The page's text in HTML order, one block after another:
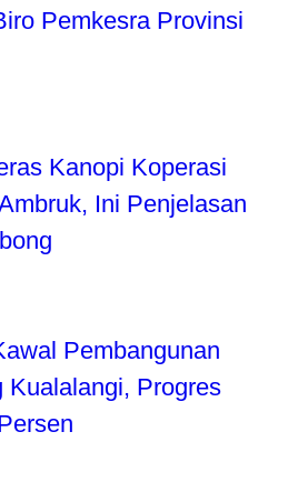
Pemkesra Provinsi
Kanopi Koperasi
Ini Penjelasan
Pembangunan
Kualalangi, Progres